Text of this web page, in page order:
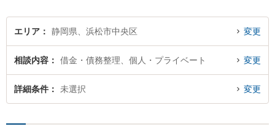
エリア 静岡県、浜松市中央区 変更
相談内容 借金・債務整理、個人・プライベート 変更
詳細条件 未選択 変更